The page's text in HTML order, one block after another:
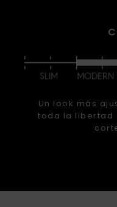
Un look más
toda la libertad